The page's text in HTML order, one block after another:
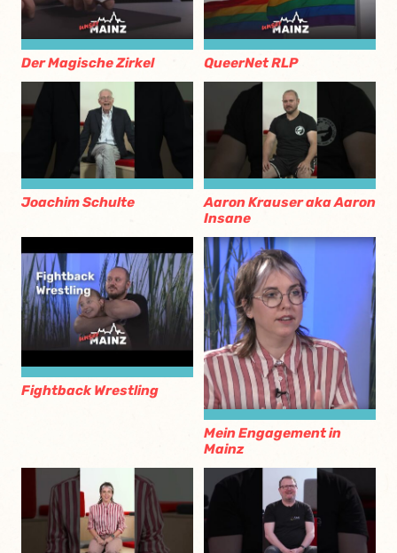
Der Magische Zirkel QueerNet RLP
Joachim Schulte
Aaron Krauser aka Aaron
Insane
Fightback Wrestling
Mein Engagement in
Mainz